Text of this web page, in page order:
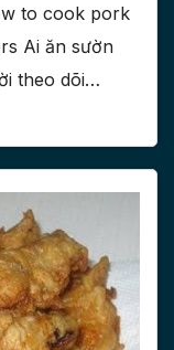
to cook pork
Ai ăn sườn
theo dõi…